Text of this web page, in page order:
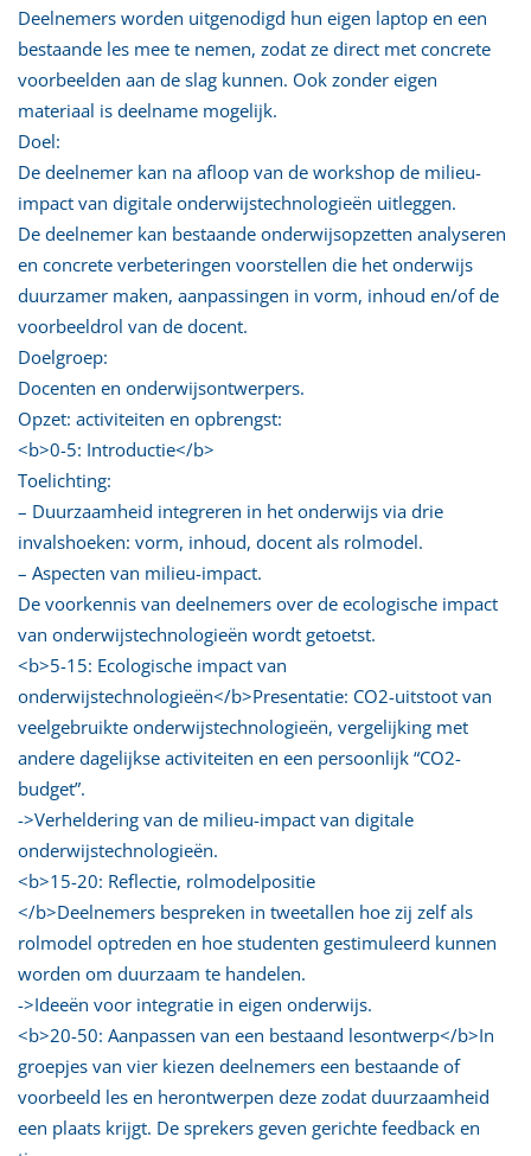
Deelnemers worden uitgenodigd hun eigen laptop en een
bestaande les mee te nemen, zodat ze direct met concrete
voorbeelden aan de slag kunnen. Ook zonder eigen
materiaal is deelname mogelijk.
Doel:
De deelnemer kan na afloop van de workshop de milieu-
impact van digitale onderwijstechnologieën uitleggen.
De deelnemer kan bestaande onderwijsopzetten analyseren
en concrete verbeteringen voorstellen die het onderwijs
duurzamer maken, aanpassingen in vorm, inhoud en/of de
voorbeeldrol van de docent.
Doelgroep:
Docenten en onderwijsontwerpers.
Opzet: activiteiten en opbrengst:
<b>0-5: Introductie</b>
Toelichting:
– Duurzaamheid integreren in het onderwijs via drie
invalshoeken: vorm, inhoud, docent als rolmodel.
– Aspecten van milieu-impact.
De voorkennis van deelnemers over de ecologische impact
van onderwijstechnologieën wordt getoetst.
<b>5-15: Ecologische impact van
onderwijstechnologieën</b>Presentatie: CO2-uitstoot van
veelgebruikte onderwijstechnologieën, vergelijking met
andere dagelijkse activiteiten en een persoonlijk “CO2-
budget”.
->Verheldering van de milieu-impact van digitale
onderwijstechnologieën.
<b>15-20: Reflectie, rolmodelpositie
</b>Deelnemers bespreken in tweetallen hoe zij zelf als
rolmodel optreden en hoe studenten gestimuleerd kunnen
worden om duurzaam te handelen.
->Ideeën voor integratie in eigen onderwijs.
<b>20-50: Aanpassen van een bestaand lesontwerp</b>In
groepjes van vier kiezen deelnemers een bestaande of
voorbeeld les en herontwerpen deze zodat duurzaamheid
een plaats krijgt. De sprekers geven gerichte feedback en